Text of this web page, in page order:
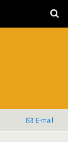
E-mail